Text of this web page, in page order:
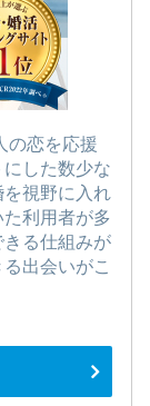
の恋を応援
した数少な
視野に入れ
利用者が多
る仕組みが
出会いがこ